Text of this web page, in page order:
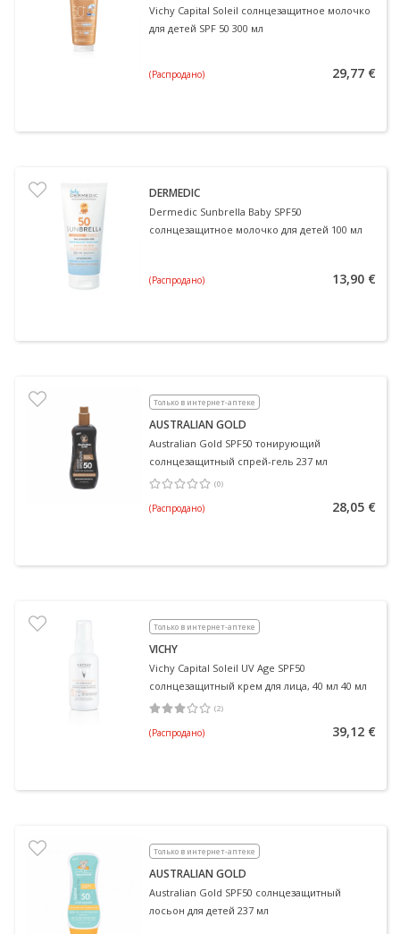
Vichy Capital Soleil солнцезащитное молочко
для детей SPF 50 300 мл
(Распродано) 29,77 €
DERMEDIC
Dermedic Sunbrella Baby SPF50
солнцезащитное молочко для детей 100 мл
(Распродано) 13,90 €
Только в интернет-аптеке
AUSTRALIAN GOLD
Australian Gold SPF50 тонирующий
солнцезащитный спрей-гель 237 мл
(0)
Средняя оценка 0.00
(Распродано) 28,05 €
Только в интернет-аптеке
VICHY
Vichy Capital Soleil UV Age SPF50
солнцезащитный крем для лица, 40 мл 40 мл
(2)
Средняя оценка 3.00
(Распродано) 39,12 €
Только в интернет-аптеке
AUSTRALIAN GOLD
Australian Gold SPF50 солнцезащитный
лосьон для детей 237 мл